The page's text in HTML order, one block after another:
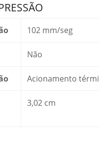
102 mm/seg
Não
Acionamento
3,02 cm